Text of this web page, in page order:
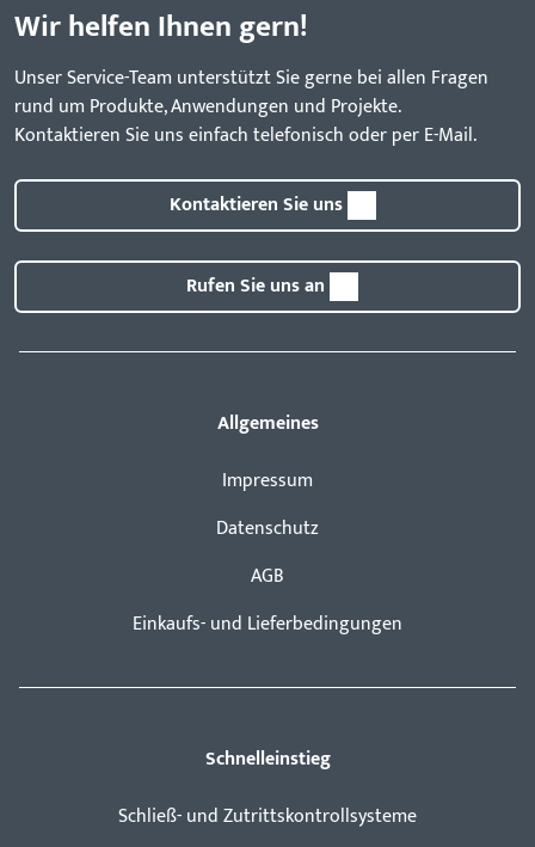
Wir helfen Ihnen gern!
Unser Service-Team unterstützt Sie gerne bei allen Fragen
rund um Produkte, Anwendungen und Projekte.
Kontaktieren Sie uns einfach telefonisch oder per E-Mail.
Kontaktieren Sie uns
Rufen Sie uns an
Allgemeines
Impressum
Datenschutz
AGB
Einkaufs- und Lieferbedingungen
Schnelleinstieg
Schließ- und Zutrittskontrollsysteme